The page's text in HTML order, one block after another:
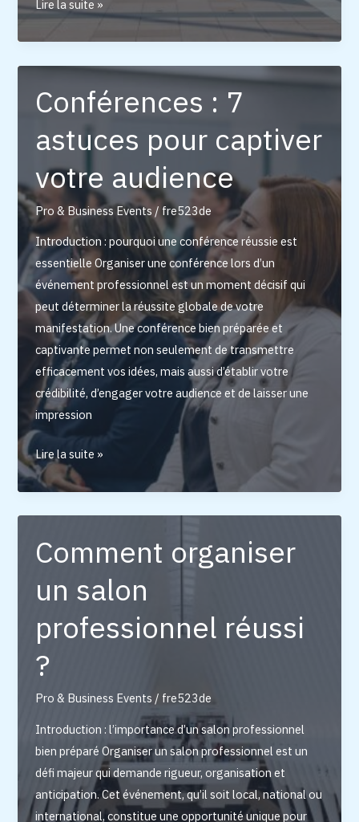
Comment
un
salon
professionnel
réussi
?
Lire la suite »
Conférences : 7
astuces pour captiver
votre audience
Pro & Business Events / fre523de
Introduction : pourquoi une conférence réussie est
essentielle Organiser une conférence lors d’un
événement professionnel est un moment décisif qui
peut déterminer la réussite globale de votre
manifestation. Une conférence bien préparée et
captivante permet non seulement de transmettre
efficacement vos idées, mais aussi d’établir votre
crédibilité, d’engager votre audience et de laisser une
impression
Conférences
:
7
astuces
pour
captiver
votre
audience
Lire la suite »
Comment organiser
un salon
professionnel réussi
?
Pro & Business Events / fre523de
Introduction : l’importance d’un salon professionnel
bien préparé Organiser un salon professionnel est un
défi majeur qui demande rigueur, organisation et
anticipation. Cet événement, qu’il soit local, national ou
international, constitue une opportunité unique pour